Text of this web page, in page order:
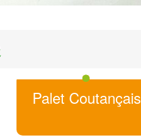
Palet Coutançais